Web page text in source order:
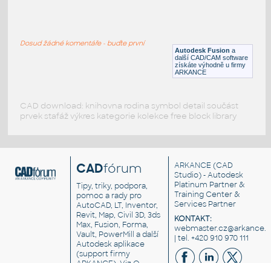
Plastové součásti Autodesk Fusion a
další CAD/CAM software
získáte výhodně u firmy
ARKANCE
Dosud žádné komentáře - buďte první
CAD download: knihovna rodina symbol detail součást
prvek stafáž výkres kategorie kolekce free block library
CADfórum
Tipy, triky, podpora,
pomoc a rady pro
AutoCAD, LT, Inventor,
Revit, Map, Civil 3D, 3ds
Max, Fusion, Forma,
Vault, PowerMill a další
Autodesk aplikace
(support firmy
ARKANCE (CAD
Studio) - Autodesk
Platinum Partner &
Training Center &
Services Partner
KONTAKT:
| tel. +420 910 970 111